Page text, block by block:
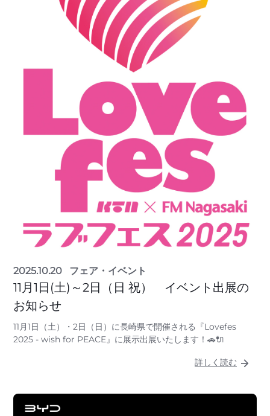
2025.10.20 フェア・イベント
11月1日(土)～2日（日 祝） イベント出展の
お知らせ
11月1日（土）・2日（日）に長崎県で開催される『Lovefes
2025 - wish for PEACE』に展示出展いたします！🚗🔌
詳しく読む